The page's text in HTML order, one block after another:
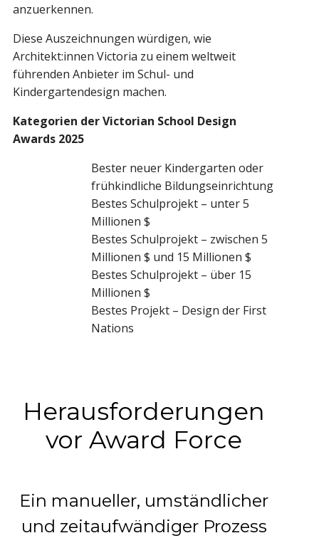
anzuerkennen.
Diese Auszeichnungen würdigen, wie
Architekt:innen Victoria zu einem weltweit
führenden Anbieter im Schul- und
Kindergartendesign machen.
Kategorien der Victorian School Design
Awards 2025
Bester neuer Kindergarten oder
frühkindliche Bildungseinrichtung
Bestes Schulprojekt – unter 5
Millionen $
Bestes Schulprojekt – zwischen 5
Millionen $ und 15 Millionen $
Bestes Schulprojekt – über 15
Millionen $
Bestes Projekt – Design der First
Nations
Herausforderungen
vor Award Force
Ein manueller, umständlicher
und zeitaufwändiger Prozess